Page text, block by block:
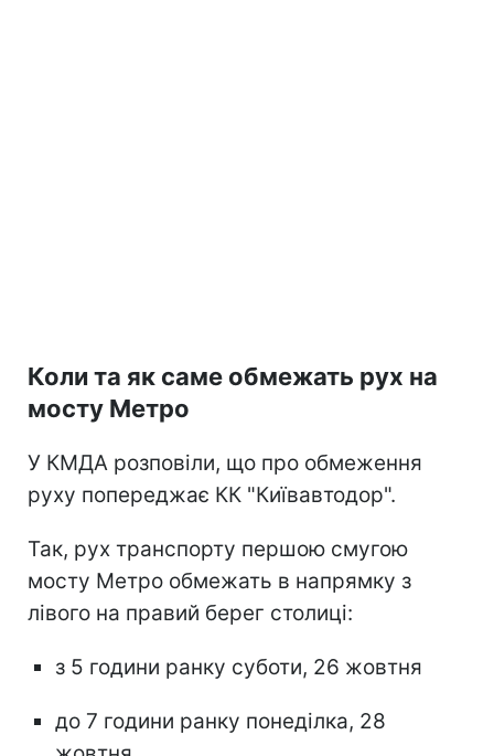
Коли та як саме обмежать рух на
мосту Метро
У КМДА розповіли, що про обмеження
руху попереджає КК "Київавтодор".
Так, рух транспорту першою смугою
мосту Метро обмежать в напрямку з
лівого на правий берег столиці:
з 5 години ранку суботи, 26 жовтня
до 7 години ранку понеділка, 28